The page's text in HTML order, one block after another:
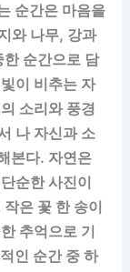
순간은 마음을
와 나무, 강과
순간으로 담
이 비추는 자
소리와 풍경
나 자신과 소
본다. 자연은
순한 사진이
은 꽃 한 송이
추억으로 기
인 순간 중 하